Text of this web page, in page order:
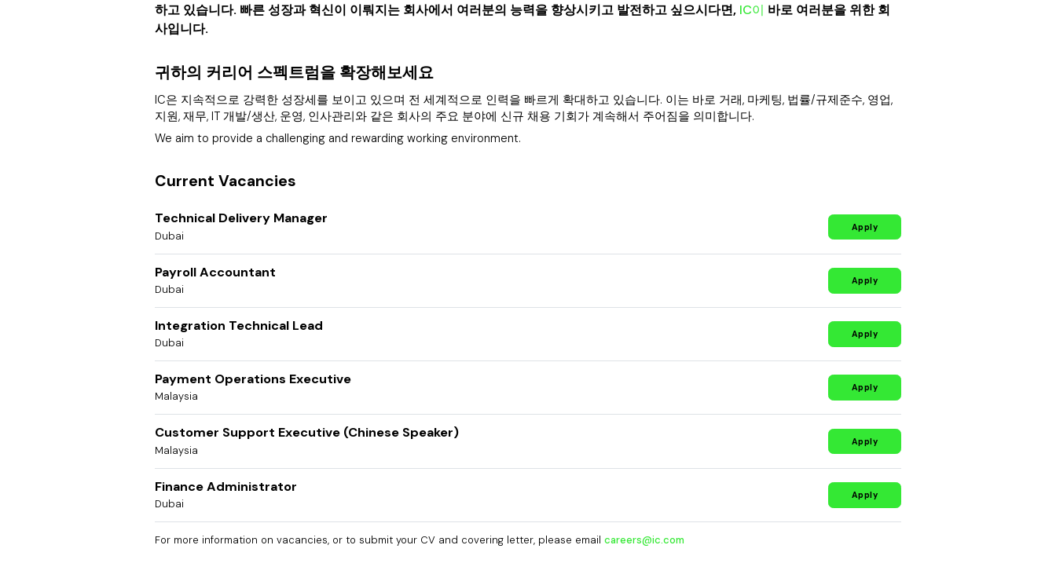
하고 있습니다. 빠른 성장과 혁신이 이뤄지는 회사에서 여러분의 능력을 향상시키고 발전하고 싶으시다면, IC이 바로 여러분을 위한 회
사입니다.
귀하의 커리어 스펙트럼을 확장해보세요
IC은 지속적으로 강력한 성장세를 보이고 있으며 전 세계적으로 인력을 빠르게 확대하고 있습니다. 이는 바로 거래, 마케팅, 법률/규제준수, 영업,
지원, 재무, IT 개발/생산, 운영, 인사관리와 같은 회사의 주요 분야에 신규 채용 기회가 계속해서 주어짐을 의미합니다.
We aim to provide a challenging and rewarding working environment.
Current Vacancies
Technical Delivery Manager
Dubai
Apply
Payroll Accountant
Dubai
Apply
Integration Technical Lead
Dubai
Apply
Payment Operations Executive
Malaysia
Apply
Customer Support Executive (Chinese Speaker)
Malaysia
Apply
Finance Administrator
Dubai
Apply
For more information on vacancies, or to submit your CV and covering letter, please emailcareers@ic.com